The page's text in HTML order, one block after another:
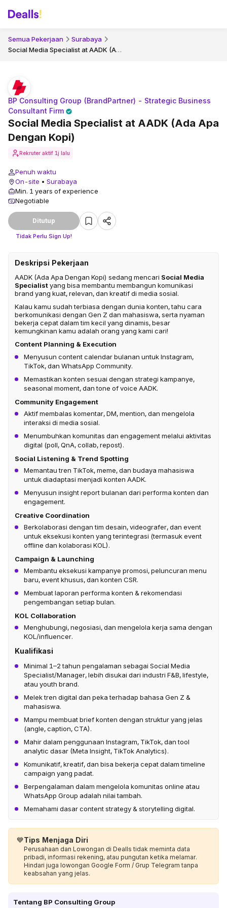
Semua Pekerjaan Surabaya
Social Media Specialist at AADK (Ada Apa Dengan Kopi)
Social Media Specialist at AADK (Ada Apa
Dengan Kopi)
BP Consulting Group (BrandPartner) - Strategic Business
Consultant Firm
Rekruter aktif 1j lalu
Penuh waktu
On-site • Surabaya
Min. 1 years of experience
Negotiable
Ditutup
Tidak Perlu Sign Up!
Deskripsi Pekerjaan
AADK (Ada Apa Dengan Kopi) sedang mencari Social Media
Specialistyang bisa membantu membangun komunikasi
brand yang kuat, relevan, dan kreatif di media sosial.
Kalau kamu sudah terbiasa dengan dunia konten, tahu cara
berkomunikasi dengan Gen Z dan mahasiswa, serta nyaman
bekerja cepat dalam tim kecil yang dinamis, besar
kemungkinan kamu adalah orang yang kami cari!
Content Planning & Execution
Menyusun content calendar bulanan untuk Instagram,
TikTok, dan WhatsApp Community.
Memastikan konten sesuai dengan strategi kampanye,
seasonal moment, dan tone of voice AADK.
Community Engagement
Aktif membalas komentar, DM, mention, dan mengelola
interaksi di media sosial.
Menumbuhkan komunitas dan engagement melalui aktivitas
digital (poll, QnA, collab, repost).
Social Listening & Trend Spotting
Memantau tren TikTok, meme, dan budaya mahasiswa
untuk diadaptasi menjadi konten AADK.
Menyusun insight report bulanan dari performa konten dan
engagement.
Creative Coordination
Berkolaborasi dengan tim desain, videografer, dan event
untuk eksekusi konten yang terintegrasi (termasuk event
offline dan kolaborasi KOL).
Campaign & Launching
Membantu eksekusi kampanye promosi, peluncuran menu
baru, event khusus, dan konten CSR.
Membuat laporan performa konten & rekomendasi
pengembangan setiap bulan.
KOL Collaboration
Menghubungi, negosiasi, dan mengelola kerja sama dengan
KOL/influencer.
Kualifikasi
Minimal 1–2 tahun pengalaman sebagai Social Media
Specialist/Manager, lebih disukai dari industri F&B, lifestyle,
atau youth brand.
Melek tren digital dan peka terhadap bahasa Gen Z &
mahasiswa.
Mampu membuat brief konten dengan struktur yang jelas
(angle, caption, CTA).
Mahir dalam penggunaan Instagram, TikTok, dan tool
analytic dasar (Meta Insight, TikTok Analytics).
Komunikatif, kreatif, dan bisa bekerja cepat dalam timeline
campaign yang padat.
Berpengalaman dalam mengelola komunitas online atau
WhatsApp Group adalah nilai tambah.
Memahami dasar content strategy & storytelling digital.
💙Tips Menjaga Diri
Perusahaan dan Lowongan di Dealls tidak meminta data
pribadi, informasi rekening, atau pungutan ketika melamar.
Hindari juga lowongan Google Form / Grup Telegram tanpa
keabsahan yang jelas.
Tentang BP Consulting Group